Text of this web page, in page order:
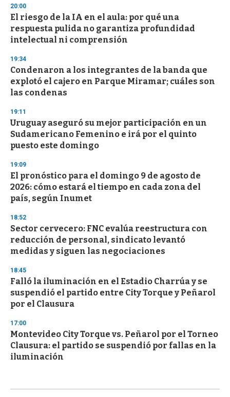
s
e
c
o
n
20:00
El riesgo de la IA en el aula: por qué una
respuesta pulida no garantiza profundidad
intelectual ni comprensión
19:34
Condenaron a los integrantes de la banda que
explotó el cajero en Parque Miramar; cuáles son
las condenas
19:11
Uruguay aseguró su mejor participación en un
Sudamericano Femenino e irá por el quinto
puesto este domingo
19:09
El pronóstico para el domingo 9 de agosto de
2026: cómo estará el tiempo en cada zona del
país, según Inumet
18:52
Sector cervecero: FNC evalúa reestructura con
reducción de personal, sindicato levantó
medidas y siguen las negociaciones
18:45
Falló la iluminación en el Estadio Charrúa y se
suspendió el partido entre City Torque y Peñarol
por el Clausura
17:00
Montevideo City Torque vs. Peñarol por el Torneo
Clausura: el partido se suspendió por fallas en la
iluminación